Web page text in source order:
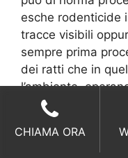
esche rodenticide
tracce visibili
sempre prima
dei ratti che in
l’ambiente,
pubblico
cattura singola o
naturale, per
CHIAMA ORA